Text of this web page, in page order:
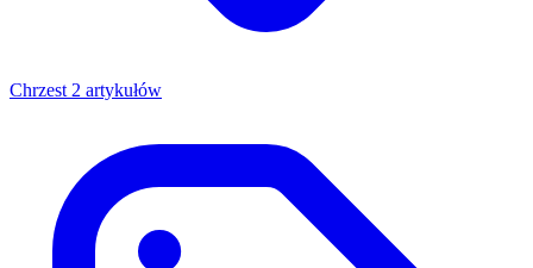
Chrzest 2 artykułów